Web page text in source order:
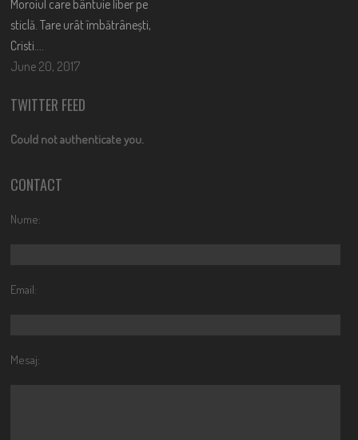
Moroiul care bântuie liber pe
sticlă. Tare urât îmbătrânești,
Cristi….
June 20, 2017
TWITTER FEED
Could not authenticate you.
CONTACT
Nume:
Email:
Mesaj: